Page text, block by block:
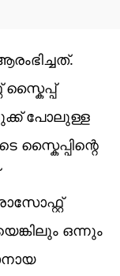
പോലുള്ള
ഒന്നും